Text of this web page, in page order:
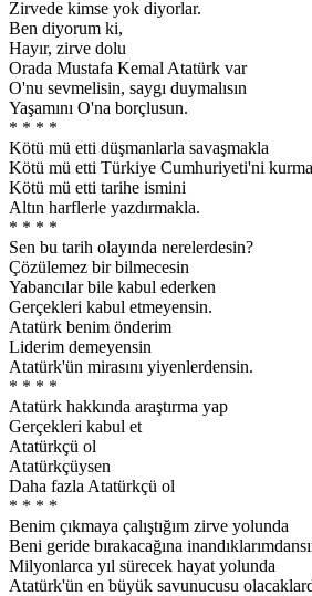
Zirvede kimse yok diyorlar.
Ben diyorum ki,
Hayır, zirve dolu
Orada Mustafa Kemal Atatürk var
O'nu sevmelisin, saygı duymalısın
Yaşamını O'na borçlusun.
* * * *
Kötü mü etti düşmanlarla savaşmakla
Kötü mü etti Türkiye Cumhuriyeti'ni
Kötü mü etti tarihe ismini
Altın harflerle yazdırmakla.
* * * *
Sen bu tarih olayında nerelerdesin?
Çözülemez bir bilmecesin
Yabancılar bile kabul ederken
Gerçekleri kabul etmeyensin.
Atatürk benim önderim
Liderim demeyensin
Atatürk'ün mirasını yiyenlerdensin.
* * * *
Atatürk hakkında araştırma yap
Gerçekleri kabul et
Atatürkçü ol
Atatürkçüysen
Daha fazla Atatürkçü ol
* * * *
Benim çıkmaya çalıştığım zirve yolunda
Beni geride bırakacağına
Milyonlarca yıl sürecek hayat yolunda
Atatürk'ün en büyük savunucusu